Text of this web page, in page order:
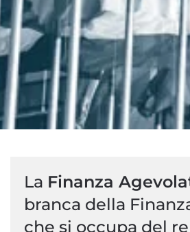
La Finanza
branca della
che si occupa del